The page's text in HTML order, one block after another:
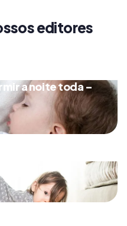
editores
a noite toda –